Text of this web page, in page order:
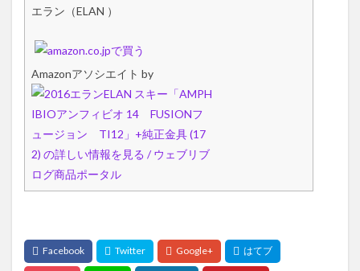
エラン（ELAN ）
Amazonアソシエイト by